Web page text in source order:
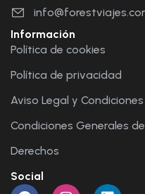
Información
Política de cookies
Política de privacidad
Aviso Legal y
Condiciones Generales
Derechos
Social